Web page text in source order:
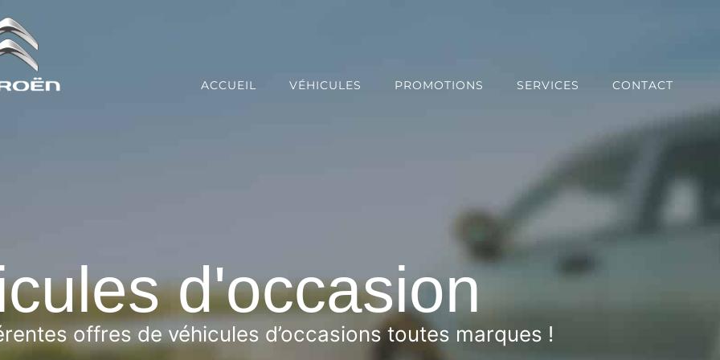
ACCUEIL VÉHICULES PROMOTIONS SERVICES CONTACT
d'occasion
offres de véhicules d’occasions toutes marques !